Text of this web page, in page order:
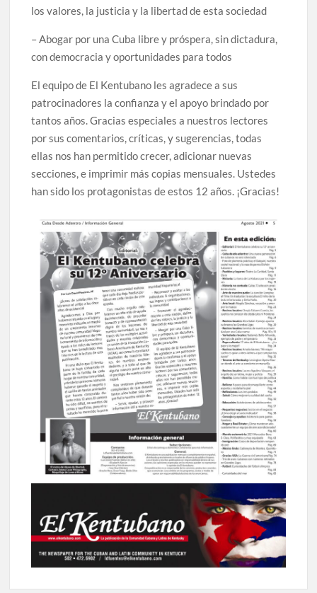
los valores, la justicia y la libertad de esta sociedad
– Abogar por una Cuba libre y próspera, sin dictadura,
con democracia y oportunidades para todos
El equipo de El Kentubano les agradece a sus
patrocinadores la confianza y el apoyo brindado por
tantos años. Gracias especiales a nuestros lectores
por sus comentarios, críticas, y sugerencias, todas
ellas nos han permitido crecer, adicionar nuevas
secciones, e imprimir más copias mensuales. Ustedes
han sido los protagonistas de estos 12 años. ¡Gracias!